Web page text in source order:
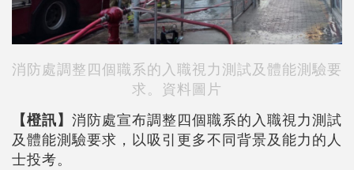
消防處調整四個職系的入職視力測試及體能測驗要
求。資料圖片
【橙訊】 消防處宣布調整四個職系的入職視力測試
及體能測驗要求，以吸引更多不同背景及能力的人
士投考。